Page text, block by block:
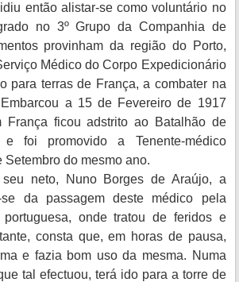
então alistar-se como voluntário no
no 3º Grupo da Companhia de
provinham da região do Porto,
Médico do Corpo Expedicionário
para terras de França, a combater na
a 15 de Fevereiro de 1917
França ficou adstrito ao Batalhão de
e foi promovido a Tenente-médico
Setembro do mesmo ano.
neto, Nuno Borges de Araújo, a
se da passagem deste médico pela
onde tratou de feridos e
consta que, em horas de pausa,
e fazia bom uso da mesma. Numa
tal efectuou, terá ido para a torre de